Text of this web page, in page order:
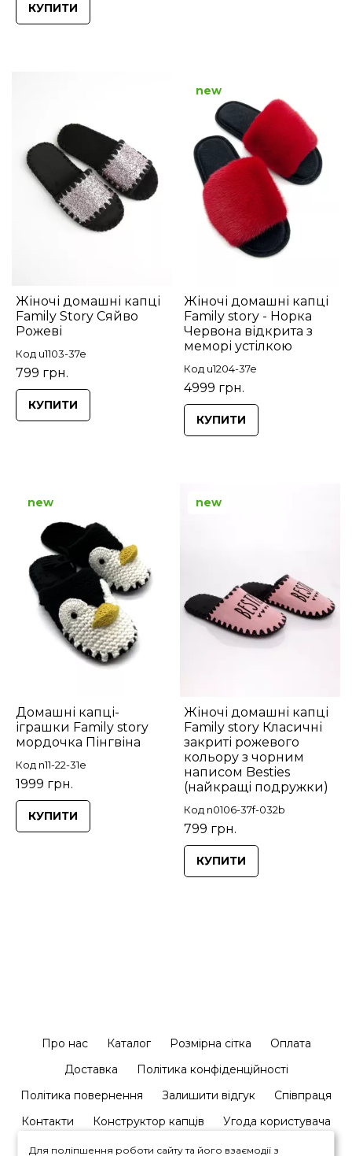
КУПИТИ
Жіночі домашні капці
Family Story Сяйво
Рожеві
Код u1103-37e
799 грн.
КУПИТИ
Жіночі домашні капці
Family story - Норка
Червона відкрита з
меморі устілкою
Код u1204-37e
4999 грн.
new
КУПИТИ
Домашні капці-
іграшки Family story
мордочка Пінгвіна
Код n11-22-31e
1999 грн.
new
КУПИТИ
Жіночі домашні капці
Family story Класичні
закриті рожевого
кольору з чорним
написом Besties
(найкращі подружки)
Код n0106-37f-032b
799 грн.
new
КУПИТИ
Про нас Каталог Розмірна сітка
Оплата
Доставка
Політика конфіденційності
Політика повернення
Залишити відгук
Співпраця
Контакти
Конструктор капців Угода користувача
Для поліпшення роботи сайту та його взаємодії з